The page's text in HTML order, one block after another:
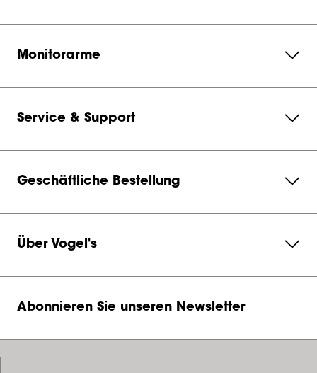
Monitorarme
Service & Support
Geschäftliche Bestellung
Über Vogel's
Abonnieren Sie unseren Newsletter